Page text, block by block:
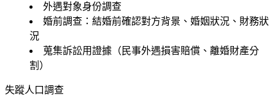
外遇對象身份調查
婚前調查：結婚前確認對方背景、婚姻狀況、財務狀
況
蒐集訴訟用證據（民事外遇損害賠償、離婚財產分
割）
失蹤人口調查